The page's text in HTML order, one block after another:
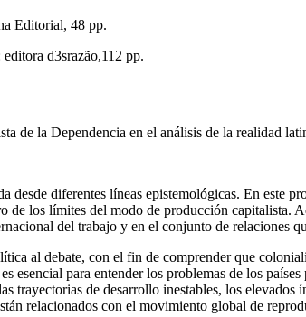
Editorial, 48 pp.
d3srazão,112 pp.
de la Dependencia en el análisis de la realidad
desde diferentes líneas epistemológicas. En
de los límites del modo de producción
del trabajo y en el conjunto de relaciones
al debate, con el fin de comprender que
esencial para entender los problemas de los
trayectorias de desarrollo inestables, los
relacionados con el movimiento global de